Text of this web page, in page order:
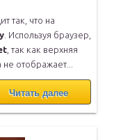
так, что на
. Используя браузер,
, так как верхняя
не отображает...
Читать далее